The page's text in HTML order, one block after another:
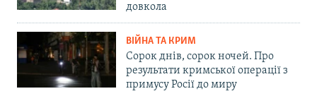
довкола
ВІЙНА ТА КРИМ
Сорок днів, сорок ночей. Про
результати кримської операції з
примусу Росії до миру